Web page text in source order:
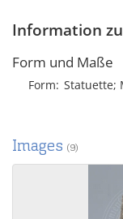
Information
Form und Maße
Form Statuette;
Images (9)